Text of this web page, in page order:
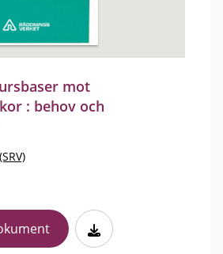
mot
: behov och